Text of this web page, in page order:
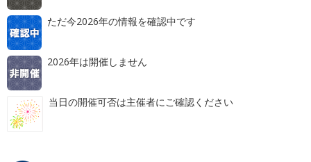
ただ今2026年の情報を確認中です
2026年は開催しません
当日の開催可否は主催者にご確認ください